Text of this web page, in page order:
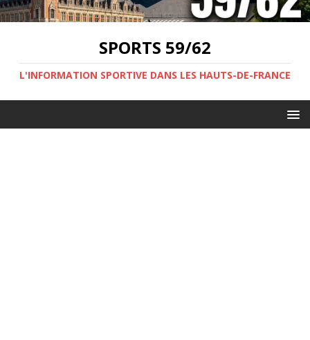
SPORTS 59/62
L'INFORMATION SPORTIVE DANS LES HAUTS-DE-FRANCE